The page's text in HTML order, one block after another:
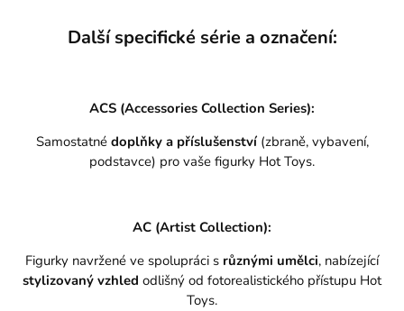
Další specifické série a označení:
ACS (Accessories Collection Series):
Samostatné doplňky a příslušenství(zbraně, vybavení,
podstavce) pro vaše figurky Hot Toys.
AC (Artist Collection):
Figurky navržené ve spolupráci s různými umělci, nabízející
stylizovaný vzhled odlišný od fotorealistického přístupu Hot
Toys.